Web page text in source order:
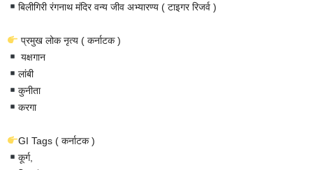
बिलीगिरी रंगनाथ मंदिर वन्य जीव अभ्यारण्य ( टाइगर रिजर्व )
प्रमुख लोक नृत्य ( कर्नाटक )
यक्षगान
लांबी
कुनीता
करगा
GI Tags ( कर्नाटक )
कूर्ग,